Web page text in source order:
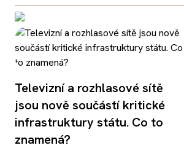
Televizní a rozhlasové sítě
jsou nově součástí kritické
infrastruktury státu. Co to
znamená?